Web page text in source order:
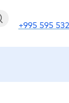
+995 595